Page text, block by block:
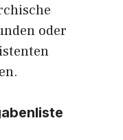
oder